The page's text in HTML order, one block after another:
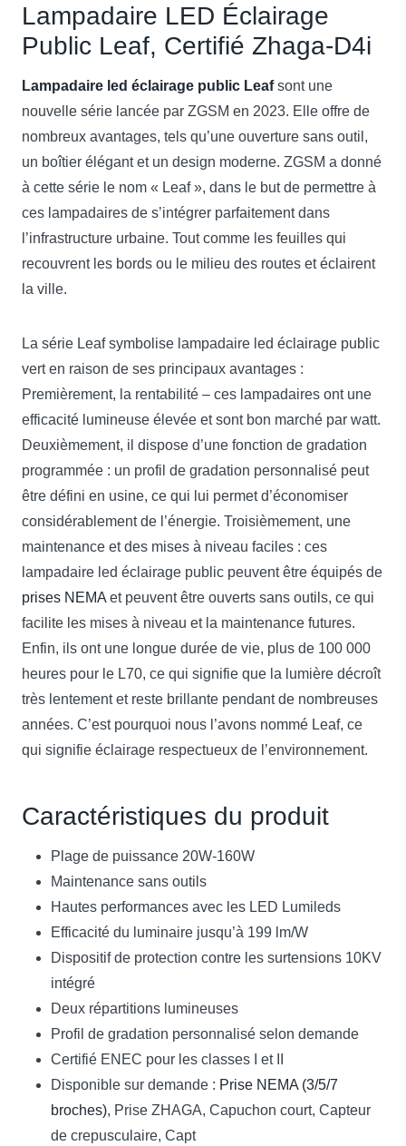
Lampadaire LED Éclairage
Public Leaf, Certifié Zhaga-D4i
Lampadaire led éclairage public Leafsont une
nouvelle série lancée par ZGSM en 2023. Elle offre de
nombreux avantages, tels qu’une ouverture sans outil,
un boîtier élégant et un design moderne. ZGSM a donné
à cette série le nom « Leaf », dans le but de permettre à
ces lampadaires de s’intégrer parfaitement dans
l’infrastructure urbaine. Tout comme les feuilles qui
recouvrent les bords ou le milieu des routes et éclairent
la ville.
La série Leaf symbolise lampadaire led éclairage public
vert en raison de ses principaux avantages :
Premièrement, la rentabilité – ces lampadaires ont une
efficacité lumineuse élevée et sont bon marché par watt.
Deuxièmement, il dispose d’une fonction de gradation
programmée : un profil de gradation personnalisé peut
être défini en usine, ce qui lui permet d’économiser
considérablement de l’énergie. Troisièmement, une
maintenance et des mises à niveau faciles : ces
lampadaire led éclairage public peuvent être équipés de
prises NEMA et peuvent être ouverts sans outils, ce qui
facilite les mises à niveau et la maintenance futures.
Enfin, ils ont une longue durée de vie, plus de 100 000
heures pour le L70, ce qui signifie que la lumière décroît
très lentement et reste brillante pendant de nombreuses
années. C’est pourquoi nous l’avons nommé Leaf, ce
qui signifie éclairage respectueux de l’environnement.
Caractéristiques du produit
Plage de puissance 20W-160W
Maintenance sans outils
Hautes performances avec les LED Lumileds
Efficacité du luminaire jusqu’à 199 lm/W
Dispositif de protection contre les surtensions 10KV
intégré
Deux répartitions lumineuses
Profil de gradation personnalisé selon demande
Certifié ENEC pour les classes I et II
Disponible sur demande : Prise NEMA (3/5/7
broches), Prise ZHAGA, Capuchon court, Capteur
de crepusculaire, Capt